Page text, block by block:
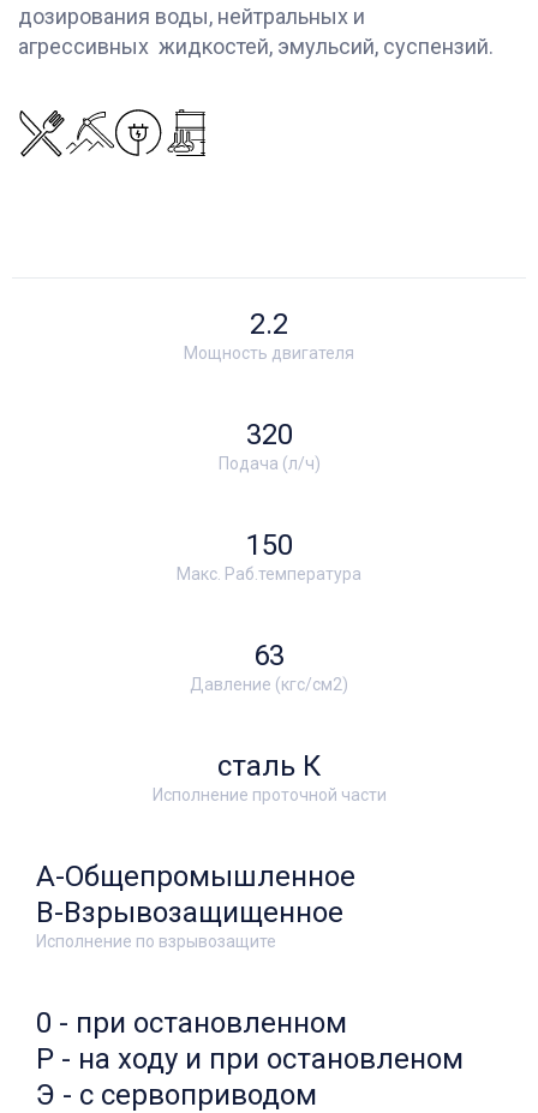
дозирования воды, нейтральных и
агрессивных жидкостей, эмульсий, суспензий.
Мощность двигателя
2.2
Подача (л/ч)
320
Макс. Раб.температура
150
Давление (кгс/см2)
63
Исполнение проточной части
сталь К
Исполнение по взрывозащите
А-Общепромышленное
В-Взрывозащищенное
0 - при остановленном
Р - на ходу и при остановленом
Э - с сервоприводом